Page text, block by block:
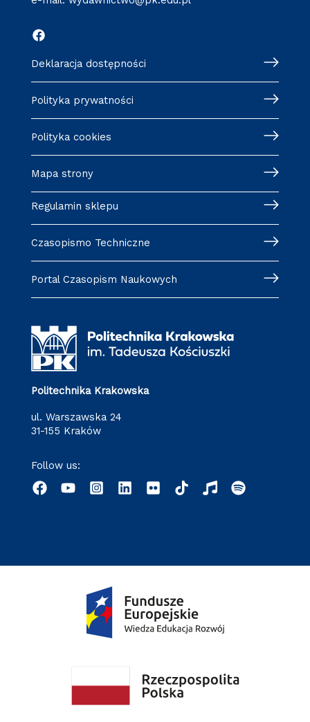
Deklaracja dostępności
Polityka prywatności
Polityka cookies
Mapa strony
Regulamin sklepu
Czasopismo Techniczne
Portal Czasopism Naukowych
Politechnika Krakowska
ul. Warszawska 24
31-155 Kraków
Follow us: